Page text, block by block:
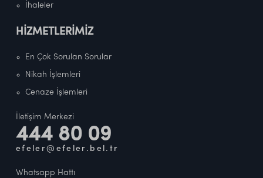
İhaleler
HİZMETLERİMİZ
En Çok Sorulan Sorular
Nikah İşlemleri
Cenaze İşlemleri
İletişim Merkezi
444 80 09
efeler@efeler.bel.tr
Whatsapp Hattı